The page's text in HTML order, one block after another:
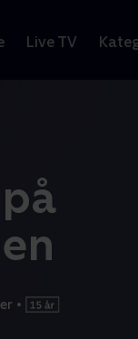
Live TV
•